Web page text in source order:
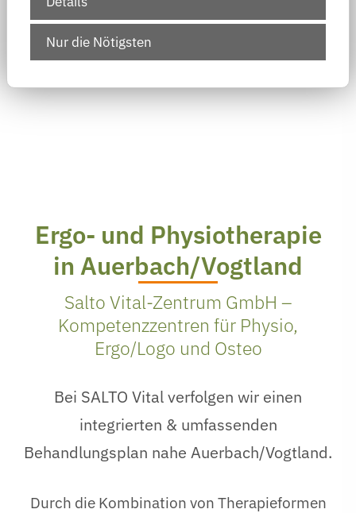
Ergo- und Physiotherapie
in Auerbach/Vogtland
Salto Vital-Zentrum GmbH –
Kompetenzzentren für Physio,
Ergo/Logo und Osteo
Bei SALTO Vital verfolgen wir einen
integrierten & umfassenden
Behandlungsplan nahe Auerbach/Vogtland.
Durch die Kombination von Therapieformen
Nur die Nötigsten